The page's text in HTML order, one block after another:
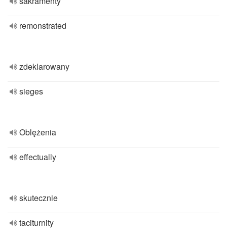
remonstrated
zdeklarowany
sieges
Oblężenia
effectually
skutecznie
taciturnity